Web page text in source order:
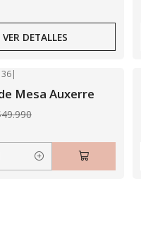
VER DETALLES
|
Mesa Auxerre